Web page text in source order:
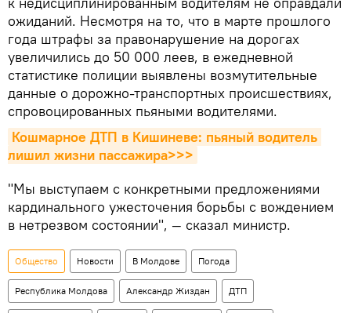
ожиданий. Несмотря на то, что в марте прошлого
года штрафы за правонарушение на дорогах
увеличились до 50 000 леев, в ежедневной
статистике полиции выявлены возмутительные
данные о дорожно-транспортных происшествиях,
спровоцированных пьяными водителями.
Кошмарное ДТП в Кишиневе: пьяный водитель
лишил жизни пассажира>>>
"Мы выступаем с конкретными предложениями
кардинального ужесточения борьбы с вождением
в нетрезвом состоянии", — сказал министр.
Общество Новости В Молдове Погода
Республика Молдова Александр Жиздан ДТП